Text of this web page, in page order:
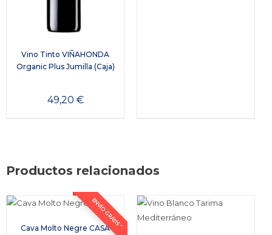
Vino Tinto VIÑAHONDA
Organic Plus Jumilla (Caja)
49,20 €
Productos relacionados
ENVÍO GRATIS *
Cava Molto Negre CASA